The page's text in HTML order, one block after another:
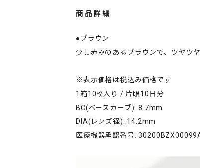
商品詳細
●ブラウン
少し赤みのあるブラウンで、ツヤツ
※表示価格は税込み価格です
1箱10枚入り / 片眼10日分
BC(ベースカーブ): 8.7mm
DIA(レンズ径): 14.2mm
医療機器承認番号: